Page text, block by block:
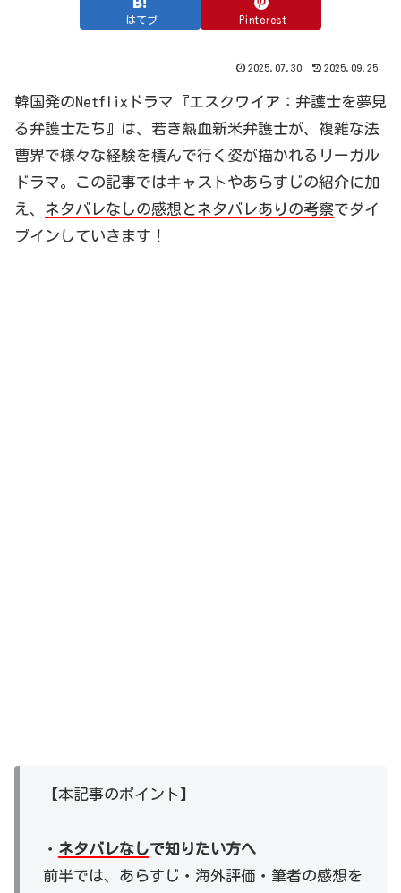
はてブ Pinterest
2025.07.30 2025.09.25
韓国発のNetflixドラマ『エスクワイア：弁護士を夢見
る弁護士たち』は、 若き熱血新米弁護士が、複雑な法
曹界で様々な経験を積んで行く姿が描かれるリーガル
ドラマ。
この記事ではキャストやあらすじの紹介に加
え、 ネタバレなしの感想とネタバレありの考察でダイ
ブインしていきます！
【本記事のポイント】
・ ネタバレなしで知りたい方へ
前半では、あらすじ・海外評価・筆者の感想を